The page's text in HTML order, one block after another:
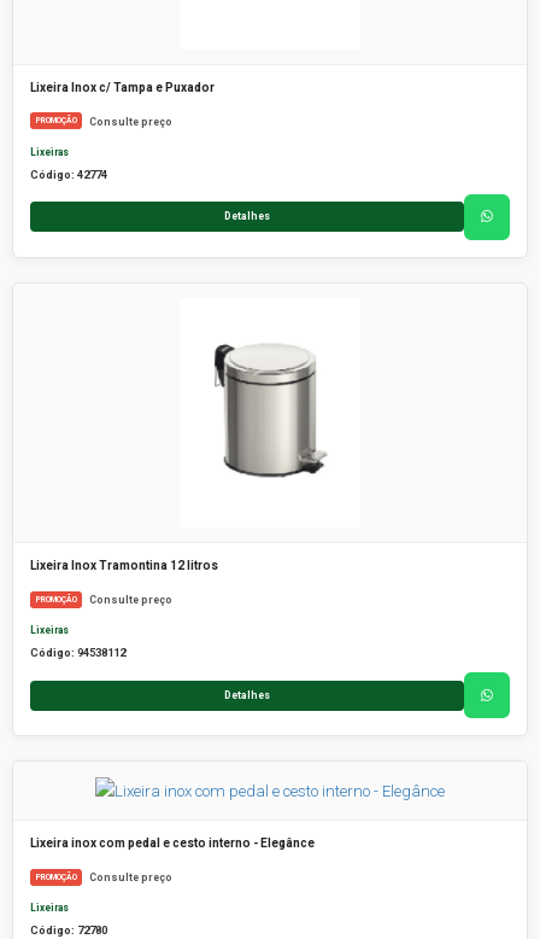
Lixeira Inox c/ Tampa e Puxador
PROMOÇÃO Consulte preço
Lixeiras
Código: 42774
Detalhes
Lixeira Inox Tramontina 12 litros
PROMOÇÃO Consulte preço
Lixeiras
Código: 94538112
Detalhes
Lixeira inox com pedal e cesto interno - Elegânce
PROMOÇÃO Consulte preço
Lixeiras
Código: 72780